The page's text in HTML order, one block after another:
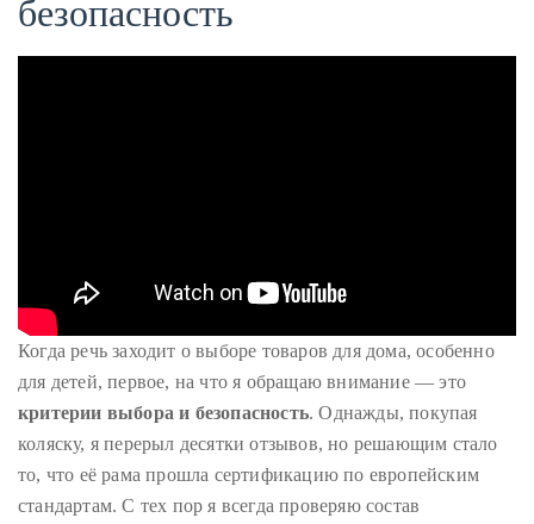
безопасность
Когда речь заходит о выборе товаров для дома, особенно
для детей, первое, на что я обращаю внимание — это
критерии выбора и безопасность. Однажды, покупая
коляску, я перерыл десятки отзывов, но решающим стало
то, что её рама прошла сертификацию по европейским
стандартам. С тех пор я всегда проверяю состав